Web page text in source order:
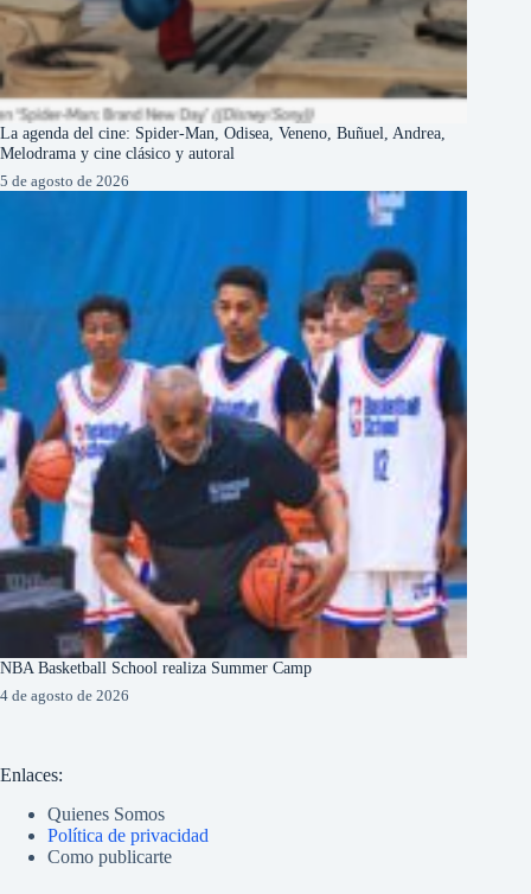
La agenda del cine: Spider-Man, Odisea, Veneno, Buñuel, Andrea,
Melodrama y cine clásico y autoral
5 de agosto de 2026
NBA Basketball School realiza Summer Camp
4 de agosto de 2026
Enlaces:
Quienes Somos
Política de privacidad
Como publicarte